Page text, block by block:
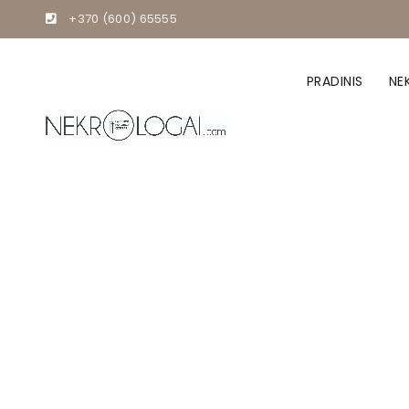
+370 (600) 65555
PRADINIS